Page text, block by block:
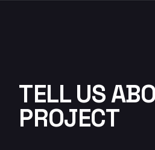
TELL US
PROJECT